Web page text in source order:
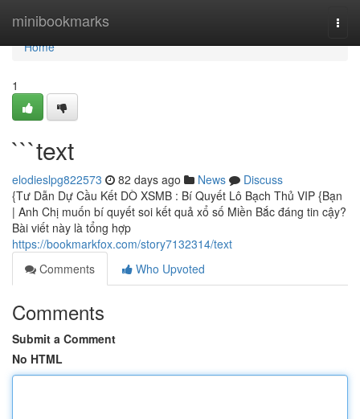
minibookmarks
Home
Home
1
```text
elodieslpg822573 82 days ago News
Discuss
{Tư Dẫn Dự Cầu Kết DÒ XSMB : Bí Quyết Lô Bạch Thủ VIP {Bạn
| Anh Chị muốn bí quyết soi kết quả xổ số Miền Bắc đáng tin cậy?
Bài viết này là tổng hợp
https://bookmarkfox.com/story7132314/text
Comments
Who Upvoted
Comments
Submit a Comment
No HTML